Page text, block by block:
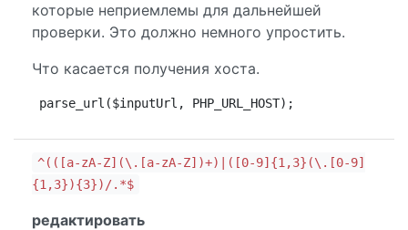
которые неприемлемы для дальнейшей
проверки. Это должно немного упростить.
Что касается получения хоста.
parse_url($inputUrl, PHP_URL_HOST);
^(([a-zA-Z](\.[a-zA-Z])+)|([0-9]{1,3}(\.[0-9]
{1,3}){3})/.*$
редактировать